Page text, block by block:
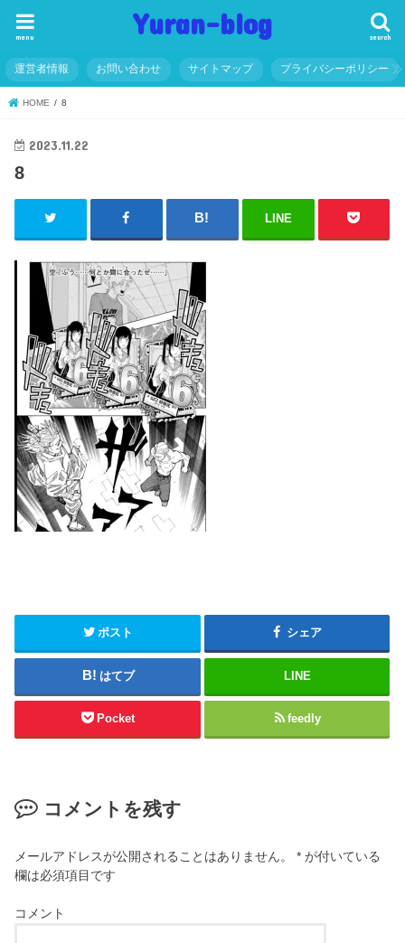
Yuran-blog search
menu
運営者情報 お問い合わせ サイトマップ プライバシーポリシー
HOME 8
2023.11.22
8
LINE
ポスト シェア
はてブ LINE
Pocket feedly
コメントを残す
メールアドレスが公開されることはありません。 * が付いている
欄は必須項目です
コメント